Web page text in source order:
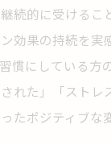
続的に受けるこ
効果の持続を実
慣にしている方
れた」「ストレ
たポジティブな